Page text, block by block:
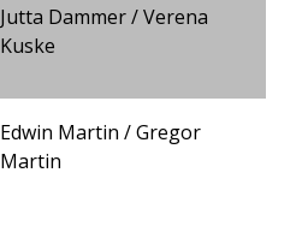
Jutta Dammer / Verena
Kuske
Edwin Martin / Gregor
Martin